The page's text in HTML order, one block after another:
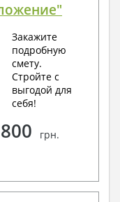
Закажите
подробную
смету.
Стройте с
выгодой для
себя!
грн.